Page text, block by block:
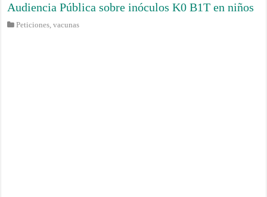
Audiencia Pública sobre inóculos K0 B1T en niños
Peticiones,vacunas